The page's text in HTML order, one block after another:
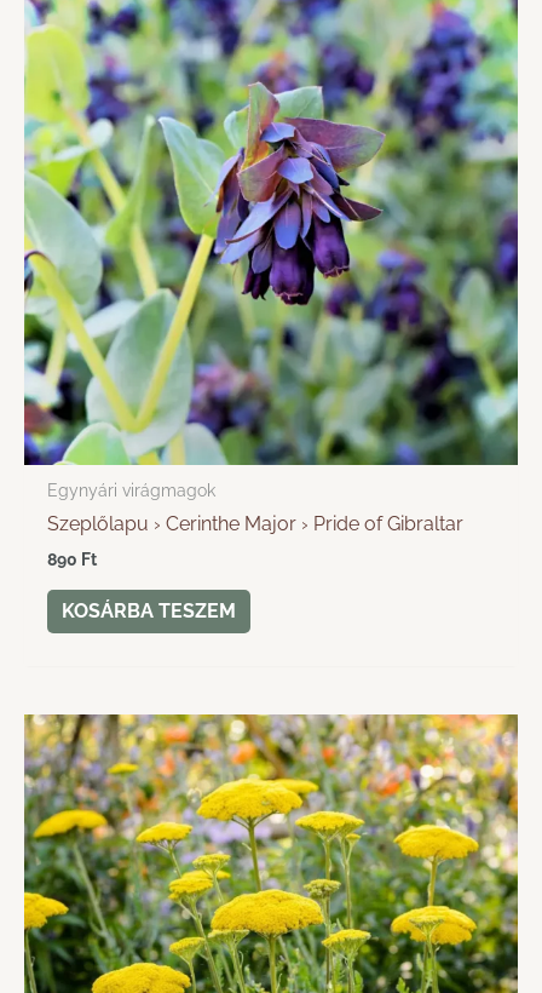
Egynyári virágmagok
Szeplőlapu › Cerinthe Major › Pride of Gibraltar
890 Ft
KOSÁRBA TESZEM